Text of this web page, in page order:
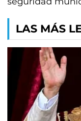
LAS MÁS